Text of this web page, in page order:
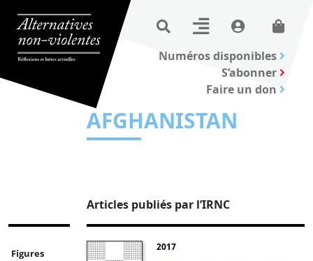
Numéros disponibles
S’abonner
Faire un don
AFGHANISTAN
Figures
Articles publiés par l’IRNC
2017